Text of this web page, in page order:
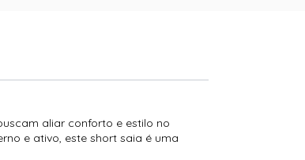
aliar conforto e estilo no
e ativo, este short saia é uma